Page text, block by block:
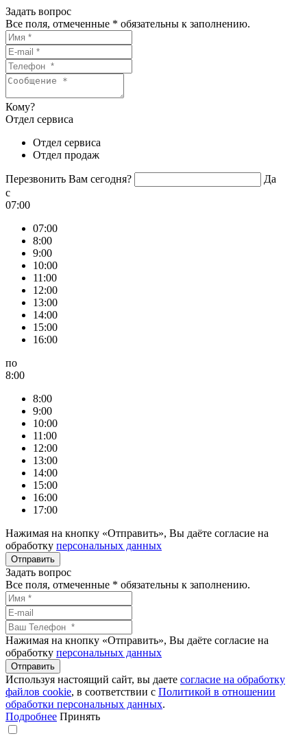
Задать вопрос
Все поля, отмеченные * обязательны к заполнению.
Кому?
Отдел сервиса
Отдел сервиса
Отдел продаж
Перезвонить Вам сегодня?
Да
c
07:00
07:00
8:00
9:00
10:00
11:00
12:00
13:00
14:00
15:00
16:00
по
8:00
8:00
9:00
10:00
11:00
12:00
13:00
14:00
15:00
16:00
17:00
Нажимая на кнопку «Отправить», Вы даёте согласие на
обработку персональных данных
Задать вопрос
Все поля, отмеченные * обязательны к заполнению.
Нажимая на кнопку «Отправить», Вы даёте согласие на
обработку персональных данных
Используя настоящий сайт, вы даете согласие на обработку
файлов сookie, в соответствии с Политикой в отношении
обработки персональных данных.
Подробнее Принять